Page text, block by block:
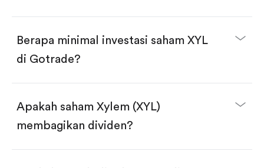
Buka akun dan selesaikan KYC.
Lakukan deposit.
Cari kode "XYL", lalu klik "Trade".
Klik tombol "Buy".
dua pilihan:
Berapa minimal investasi saham XYL
di Gotrade?
Apakah saham Xylem (XYL)
membagikan dividen?